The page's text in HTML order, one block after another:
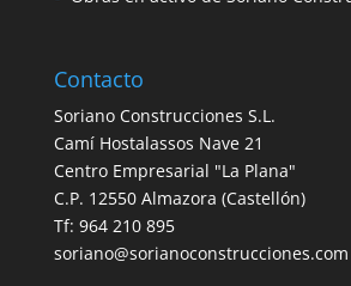
Contacto
Soriano Construcciones S.L.
Camí Hostalassos Nave 21
Centro Empresarial "La Plana"
C.P. 12550 Almazora (Castellón)
Tf: 964 210 895
soriano@sorianoconstrucciones.com